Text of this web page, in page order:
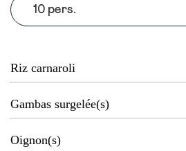
10 pers.
Riz carnaroli
Gambas surgelée(s)
Oignon(s)